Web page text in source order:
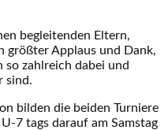
begleitenden Eltern,
größter Applaus und Dank,
so zahlreich dabei und
sind.
bilden die beiden Turniere
7 tags darauf am Samstag